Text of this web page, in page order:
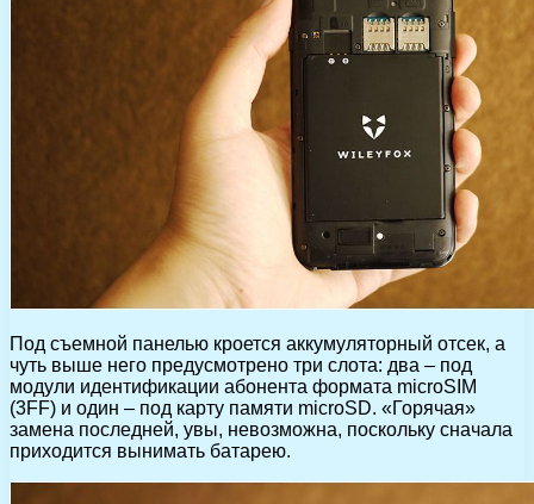
Под съемной панелью кроется аккумуляторный отсек, а
чуть выше него предусмотрено три слота: два – под
модули идентификации абонента формата microSIM
(3FF) и один – под карту памяти microSD. «Горячая»
замена последней, увы, невозможна, поскольку сначала
приходится вынимать батарею.